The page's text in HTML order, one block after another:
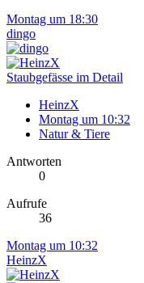
Montag um 18:30
dingo
Staubgefässe im Detail
HeinzX
Montag um 10:32
Natur & Tiere
Antworten
0
Aufrufe
36
Montag um 10:32
HeinzX